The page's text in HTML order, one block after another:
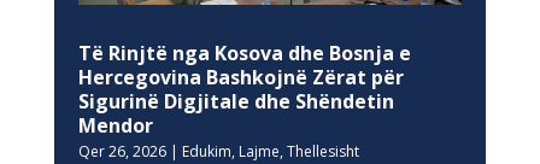
Të Rinjtë nga Kosova dhe Bosnja e
Hercegovina Bashkojnë Zërat për
Sigurinë Digjitale dhe Shëndetin
Mendor
Qer 26, 2026| Edukim, Lajme, Thellesisht